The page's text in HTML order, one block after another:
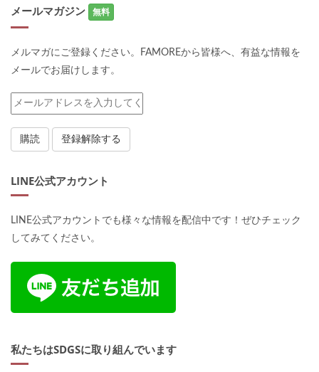
メールマガジン 無料
メルマガにご登録ください。FAMOREから皆様へ、有益な情報を
メールでお届けします。
LINE公式アカウント
LINE公式アカウントでも様々な情報を配信中です！ぜひチェック
してみてください。
私たちはSDGSに取り組んでいます